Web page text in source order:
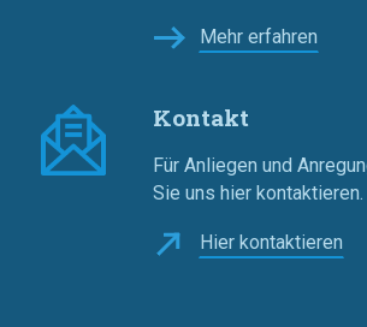
Mehr erfahren
Kontakt
Für Anliegen und
Sie uns hier kontaktieren.
Hier kontaktieren